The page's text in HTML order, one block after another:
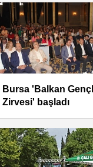
BUSMEK rüzgarı
komşuda esti